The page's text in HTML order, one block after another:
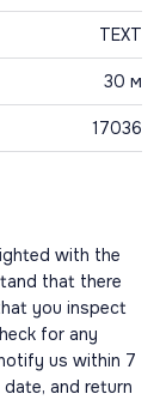
TEXT
30 м
17036
with the
that there
you inspect
for any
us within 7
and return